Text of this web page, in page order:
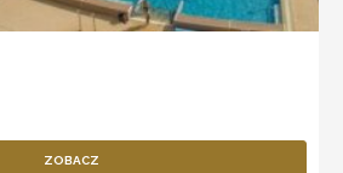
ZOBACZ